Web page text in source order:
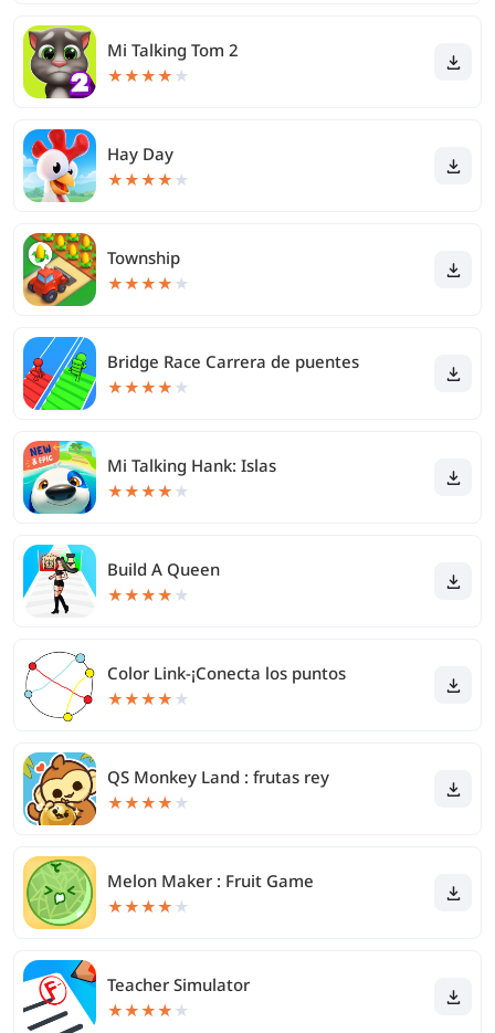
Mi Talking Tom 2
★★★★ ★
Hay Day
★★★★ ★
Township
★★★★ ★
Bridge Race Carrera de puentes
★★★★ ★
Mi Talking Hank: Islas
★★★★ ★
Build A Queen
★★★★ ★
Color Link-¡Conecta los puntos
★★★★ ★
QS Monkey Land : frutas rey
★★★★ ★
Melon Maker : Fruit Game
★★★★ ★
Teacher Simulator
★★★★ ★